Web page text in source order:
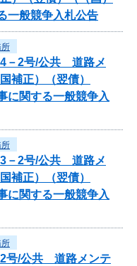
一般競争入札公告
－2号/公共 道路メ
補正）（翌債）
に関する一般競争入
－2号/公共 道路メ
補正）（翌債）
に関する一般競争入
号/公共 道路メンテ